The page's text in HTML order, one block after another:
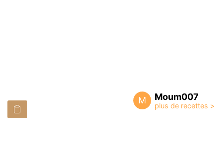
M Moum007